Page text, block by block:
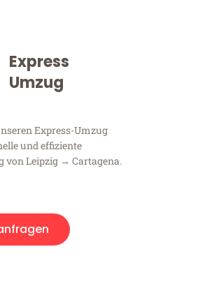
Express
Umzug
Express-Umzug
und effiziente
von Leipzig → Cartagena.